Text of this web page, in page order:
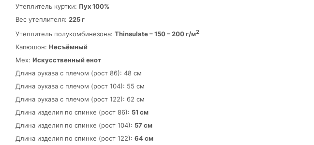
Утеплитель куртки: Пух 100%
Вес утеплителя: 225 г
Утеплитель полукомбинезона: Thinsulate – 150 – 200 г/м2
Капюшон: Несъёмный
Мех: Искусственный енот
Длина рукава с плечом (рост 86): 48 см
Длина рукава с плечом (рост 104): 55 см
Длина рукава с плечом (рост 122): 62 см
Длина изделия по спинке (рост 86): 51 см
Длина изделия по спинке (рост 104): 57 см
Длина изделия по спинке (рост 122): 64 см